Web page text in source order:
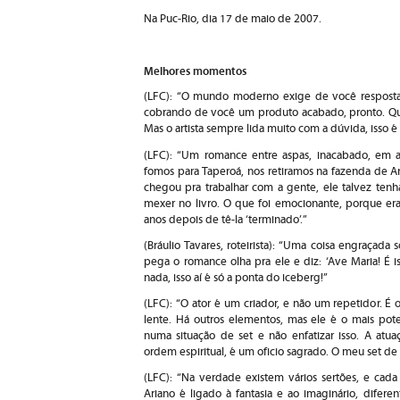
Na Puc-Rio, dia 17 de maio de 2007.
Melhores momentos
(LFC): “O mundo moderno exige de você
cobrando de você um produto acabado, pronto.
Mas o artista sempre lida muito com a dúvida, isso
(LFC): “Um romance entre aspas, inacabado, em
fomos para Taperoá, nos retiramos na fazenda de
chegou pra trabalhar com a gente, ele talvez
mexer no livro. O que foi emocionante, porque
anos depois de tê-la ‘terminado’.”
(Bráulio Tavares, roteirista): “Uma coisa
pega o romance olha pra ele e diz: ‘Ave Maria! É
nada, isso aí é só a ponta do iceberg!”
(LFC): “O ator é um criador, e não um repetidor.
lente. Há outros elementos, mas ele é o mais
numa situação de set e não enfatizar isso. A
ordem espiritual, é um oficio sagrado. O meu set
(LFC): “Na verdade existem vários sertões, e
Ariano é ligado à fantasia e ao imaginário,